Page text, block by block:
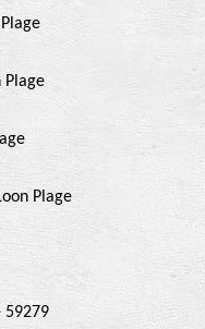
Plage
Plage
59279